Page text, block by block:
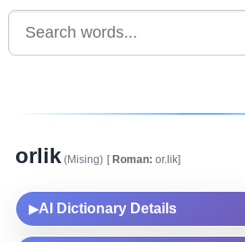
orlik(Mising) [Roman: or.lik]
▶AI Dictionary Details